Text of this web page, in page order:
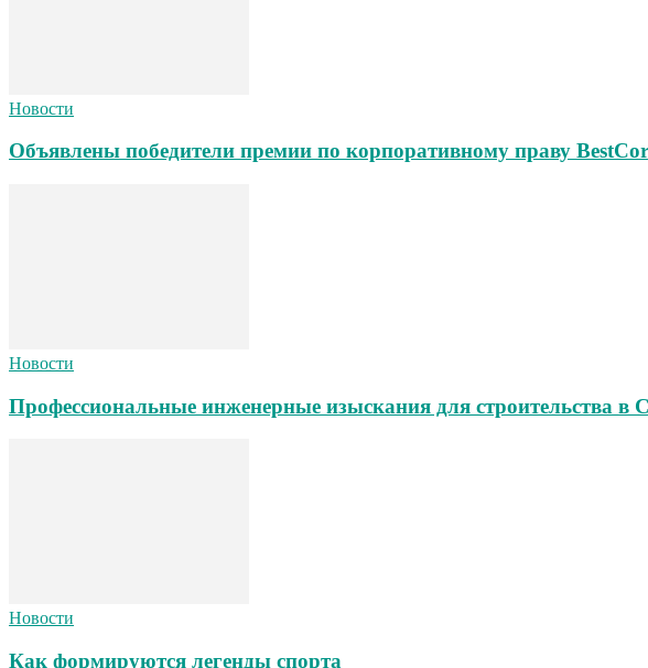
Новости
Объявлены победители премии по корпоративному праву
Новости
Профессиональные инженерные изыскания для строительства в
Новости
Как формируются легенды спорта